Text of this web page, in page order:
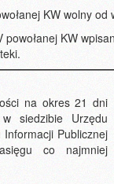
KW wolny od
powołanej KW
na okres 21 dni
siedzibie Urzędu
Publicznej
co najmniej